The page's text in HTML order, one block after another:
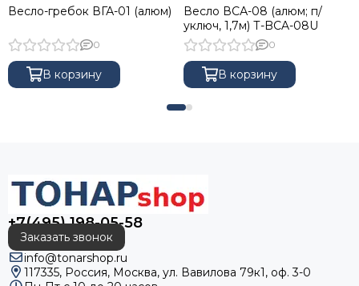
Весло-гребок ВГА-01 (алюм)
0
В корзину
Весло ВСА-08 (алюм; п/
уключ, 1,7м) Т-BCA-08U
0
В корзину
+7(495) 198-05-58
Заказать звонок
info@tonarshop.ru
117335, Россия, Москва, ул. Вавилова 79к1, оф. 3-0